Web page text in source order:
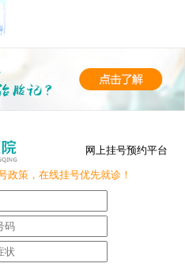
网上挂号预约平台
政策，在线挂号优先就诊！